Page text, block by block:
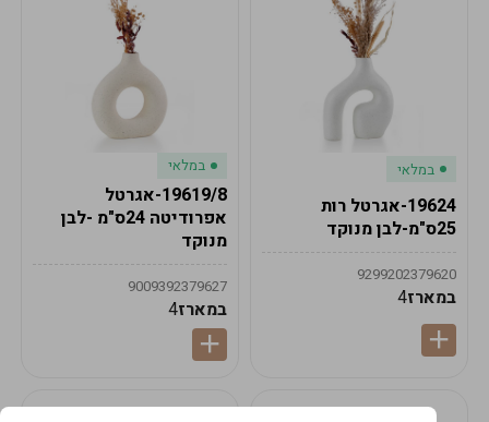
במלאי
19624-אגרטל רות
25ס"מ-לבן מנוקד
9299202379620
במארז4
במלאי
19619/8-אגרטל
אפרודיטה 24ס"מ -לבן
מנוקד
9009392379627
במארז4